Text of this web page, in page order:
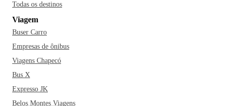
Todas os destinos
Viagem
Buser Carro
Empresas de ônibus
Viagens Chapecó
Bus X
Expresso JK
Belos Montes Viagens